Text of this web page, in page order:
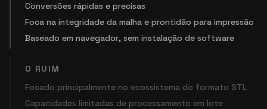
Conversões rápidas e precisas
Foca na integridade da malha e prontidão para impressão
Baseado em navegador, sem instalação de software
O RUIM
Focado principalmente no ecossistema do formato STL
Capacidades limitadas de processamento em lote